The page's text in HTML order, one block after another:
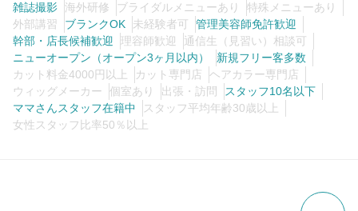
雑誌撮影 海外研修 ブライダルメニューあり
特殊メニューあり
外部講習
ブランクOK 未経験者可
管理美容師免許歓迎
幹部・店長候補歓迎
理容師歓迎
通信生（見習い）相談可
ニューオープン（オープン3ヶ月以内）
新規フリー客多数
カット料金4000円以上
カット専門店
ヘアカラー専門店
ウィッグメーカー
個室あり 出張・訪問
スタッフ10名以下
ママさんスタッフ在籍中
スタッフ平均年齢30歳以上
女性スタッフ比率50％以上